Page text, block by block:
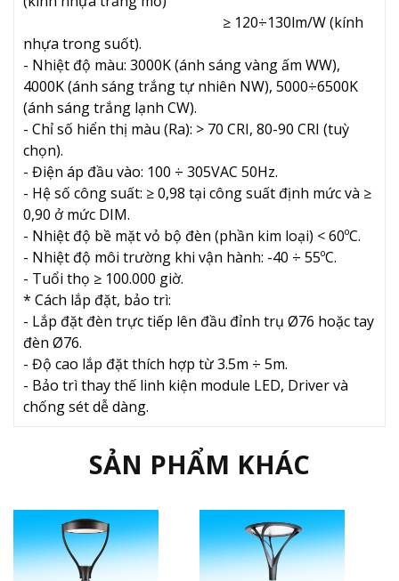
≥ 120÷130lm/W (kính
nhựa trong suốt).
- Nhiệt độ màu: 3000K (ánh sáng vàng ấm WW),
4000K (ánh sáng trắng tự nhiên NW), 5000÷6500K
(ánh sáng trắng lạnh CW).
- Chỉ số hiển thị màu (Ra): > 70 CRI, 80-90 CRI (tuỳ
chọn).
- Điện áp đầu vào: 100 ÷ 305VAC 50Hz.
- Hệ số công suất: ≥ 0,98 tại công suất định mức và ≥
0,90 ở mức DIM.
- Nhiệt độ bề mặt vỏ bộ đèn (phần kim loại) < 60ºC.
- Nhiệt độ môi trường khi vận hành: -40 ÷ 55ºC.
- Tuổi thọ ≥ 100.000 giờ.
* Cách lắp đặt, bảo trì:
- Lắp đặt đèn trực tiếp lên đầu đỉnh trụ Ø76 hoặc tay
đèn Ø76.
- Độ cao lắp đặt thích hợp từ 3.5m ÷ 5m.
- Bảo trì thay thế linh kiện module LED, Driver và
chống sét dễ dàng.
SẢN PHẨM KHÁC